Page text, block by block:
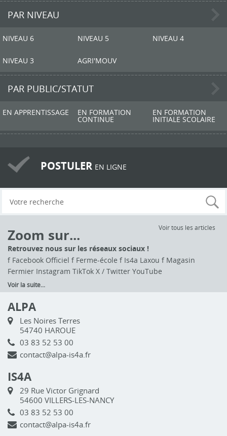
PAR NIVEAU
NIVEAU 6 NIVEAU 5 NIVEAU 4
NIVEAU 3 AGRI'MOUV
PAR PUBLIC/STATUT
EN APPRENTISSAGE EN FORMATION
CONTINUE
EN FORMATION
INITIALE SCOLAIRE
POSTULER EN LIGNE
Zoom sur...
Voir tous les articles
Retrouvez nous sur les réseaux sociaux !
f Facebook Officiel f Ferme-école f Is4a Laxou f Magasin
Fermier Instagram TikTok X / Twitter YouTube
Voir la suite...
ALPA
Les Noires Terres
54740 HAROUE
03 83 52 53 00
contact@alpa-is4a.fr
IS4A
29 Rue Victor Grignard
54600 VILLERS-LES-NANCY
03 83 52 53 00
contact@alpa-is4a.fr